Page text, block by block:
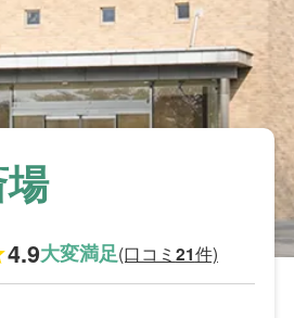
4.9大変満足(口コミ 21件)